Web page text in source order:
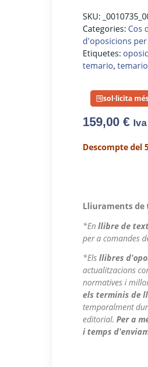
SKU:
Categories: Cos
d'oposicions
Etiquetes:
temario,
sol·licita
159,00 €
Descompte del
Lliuraments de
*Enllibre de
per a comandes
*Elsllibres
actualitzacions
normatives i
els terminis de
temporalment
editorial. Per a
i temps